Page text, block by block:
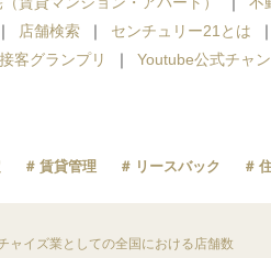
店舗検索 センチュリー21とは
接客グランプリ Youtube公式チャ
賃貸管理 リースバック
イズ業としての全国における店舗数